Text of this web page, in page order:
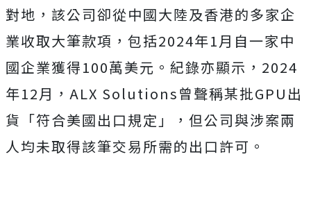
對地，該公司卻從中國大陸及香港的多家企
業收取大筆款項，包括2024年1月自一家中
國企業獲得100萬美元。紀錄亦顯示，2024
年12月，ALX Solutions曾聲稱某批GPU出
貨「符合美國出口規定」，但公司與涉案兩
人均未取得該筆交易所需的出口許可。